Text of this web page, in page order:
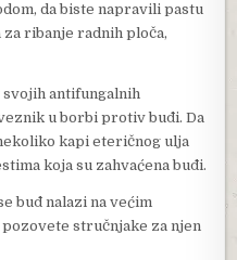
da biste napravili pastu
za ribanje radnih ploča,
svojih antifungalnih
u borbi protiv buđi. Da
kapi eteričnog ulja
koja su zahvaćena buđi.
buđ nalazi na većim
stručnjake za njen